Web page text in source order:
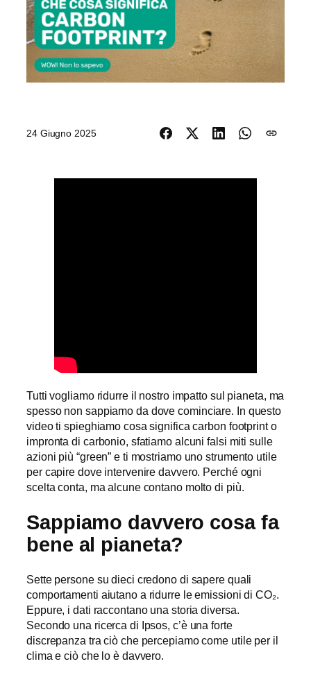
24 Giugno 2025
Tutti vogliamo ridurre il nostro impatto sul pianeta, ma
spesso non sappiamo da dove cominciare. In questo
video ti spieghiamo cosa significa carbon footprint o
impronta di carbonio, sfatiamo alcuni falsi miti sulle
azioni più “green” e ti mostriamo uno strumento utile
per capire dove intervenire davvero. Perché ogni
scelta conta, ma alcune contano molto di più.
Sappiamo davvero cosa fa
bene al pianeta?
Sette persone su dieci credono di sapere quali
comportamenti aiutano a ridurre le emissioni di CO₂.
Eppure, i dati raccontano una storia diversa.
Secondo una ricerca di Ipsos, c’è una forte
discrepanza tra ciò che percepiamo come utile per il
clima e ciò che lo è davvero.